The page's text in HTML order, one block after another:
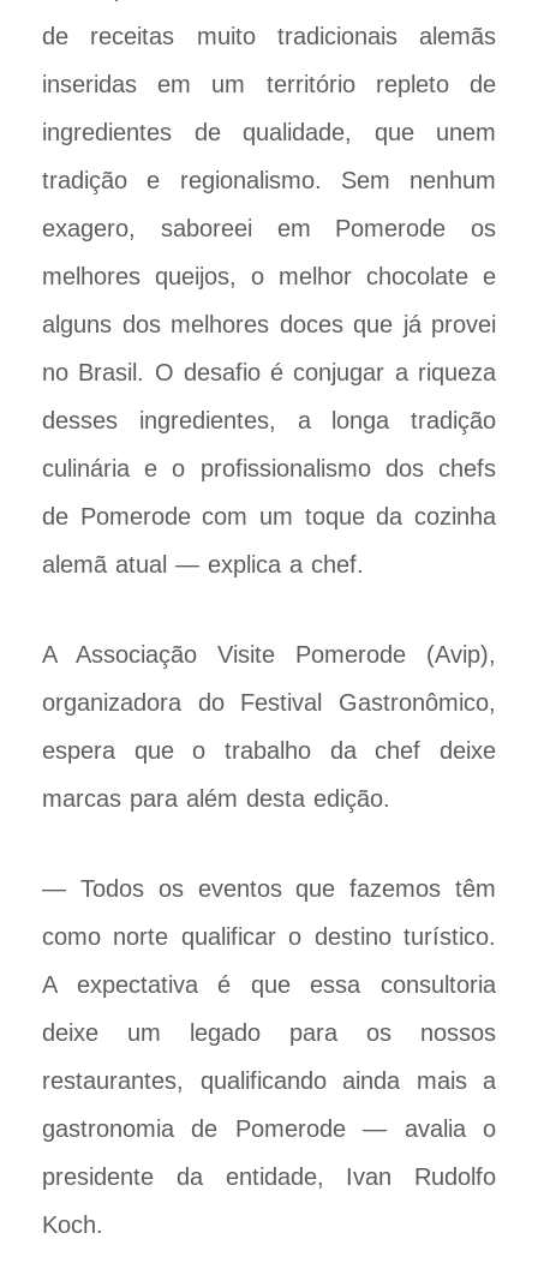
de receitas muito tradicionais alemãs
inseridas em um território repleto de
ingredientes de qualidade, que unem
tradição e regionalismo. Sem nenhum
exagero, saboreei em Pomerode os
melhores queijos, o melhor chocolate e
alguns dos melhores doces que já provei
no Brasil. O desafio é conjugar a riqueza
desses ingredientes, a longa tradição
culinária e o profissionalismo dos chefs
de Pomerode com um toque da cozinha
alemã atual — explica a chef.
A Associação Visite Pomerode (Avip),
organizadora do Festival Gastronômico,
espera que o trabalho da chef deixe
marcas para além desta edição.
— Todos os eventos que fazemos têm
como norte qualificar o destino turístico.
A expectativa é que essa consultoria
deixe um legado para os nossos
restaurantes, qualificando ainda mais a
gastronomia de Pomerode — avalia o
presidente da entidade, Ivan Rudolfo
Koch.